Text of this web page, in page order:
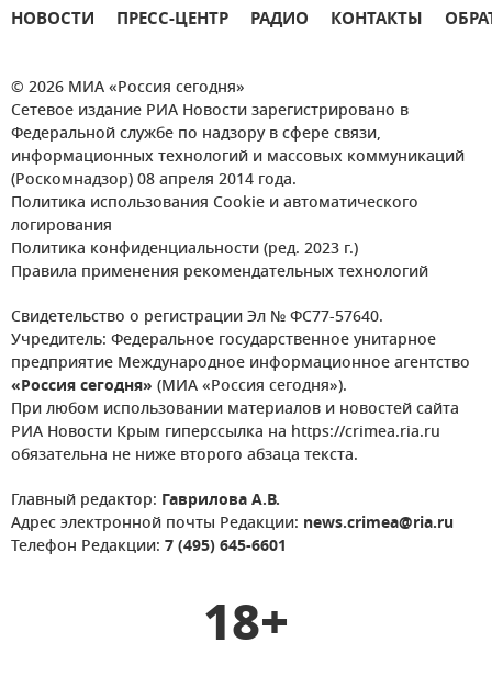
НОВОСТИ ПРЕСС-ЦЕНТР РАДИО КОНТАКТЫ
© 2026 МИА «Россия сегодня»
Сетевое издание РИА Новости зарегистрировано в
Федеральной службе по надзору в сфере связи,
информационных технологий и массовых коммуникаций
(Роскомнадзор) 08 апреля 2014 года.
Политика использования Cookie и автоматического
логирования
Политика конфиденциальности (ред. 2023 г.)
Правила применения рекомендательных технологий
Свидетельство о регистрации Эл № ФС77-57640.
Учредитель: Федеральное государственное унитарное
предприятие Международное информационное агентство
«Россия сегодня» (МИА «Россия сегодня»).
При любом использовании материалов и новостей сайта
РИА Новости Крым гиперссылка на https://crimea.ria.ru
обязательна не ниже второго абзаца текста.
Главный редактор: Гаврилова А.В.
Адрес электронной почты Редакции: news.crimea@ria.ru
Телефон Редакции: 7 (495) 645-6601
18+